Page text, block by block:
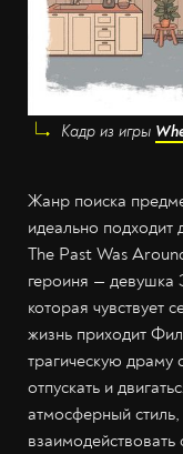
Кадр из игры
Жанр поиска
идеально подходит
The Past Was
героиня — девушка
которая чувствует
жизнь приходит
трагическую
отпускать и
атмосферный